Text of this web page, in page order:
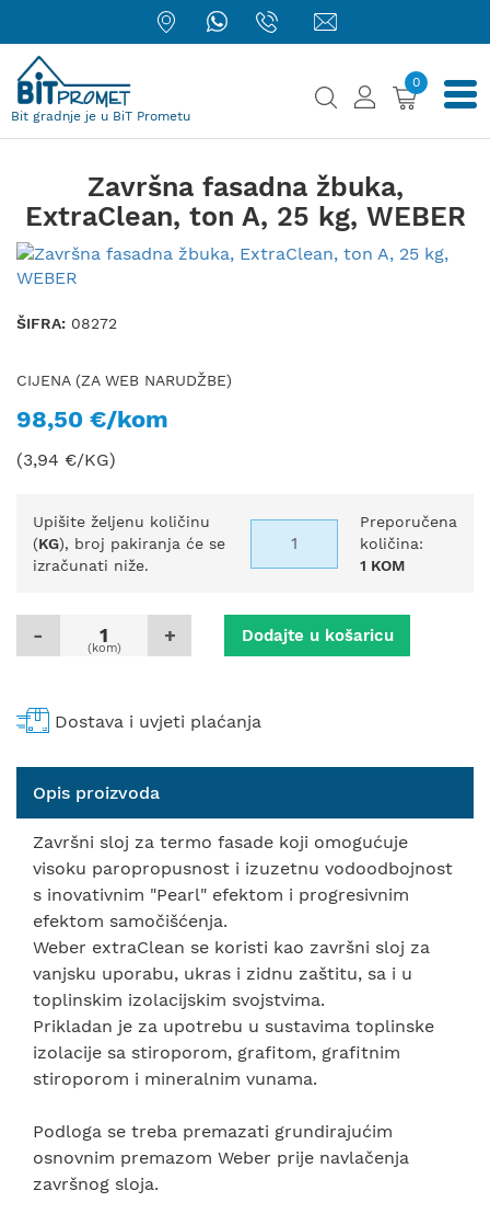
Bit gradnje je u BiT Prometu
0
Završna fasadna žbuka,
ExtraClean, ton A, 25 kg, WEBER
ŠIFRA: 08272
CIJENA (ZA WEB NARUDŽBE)
98,50 €/kom
(3,94 €/KG)
Upišite željenu količinu
(KG), broj pakiranja će se
izračunati niže.
Preporučena
količina:
1 KOM
- +
(kom)
Dodajte u košaricu
Dostava i uvjeti plaćanja
Opis proizvoda
Završni sloj za termo fasade koji omogućuje
visoku paropropusnost i izuzetnu vodoodbojnost
s inovativnim "Pearl" efektom i progresivnim
efektom samočišćenja.
Weber extraClean se koristi kao završni sloj za
vanjsku uporabu, ukras i zidnu zaštitu, sa i u
toplinskim izolacijskim svojstvima.
Prikladan je za upotrebu u sustavima toplinske
izolacije sa stiroporom, grafitom, grafitnim
stiroporom i mineralnim vunama.
Podloga se treba premazati grundirajućim
osnovnim premazom Weber prije navlačenja
završnog sloja.